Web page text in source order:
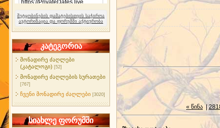
შეტყობინების დამატებისთვის საჭიროა
ავტორიზაცია და ფორუმში აქტიურობა
კატეგორია
მონადირე ძაღლები
(კატალოგი) [52]
მონადირე ძაღლების სურათები
[767]
ჩვენი მონადირე ძაღლები [3020]
სიახლე ფორუმში
« წინა |